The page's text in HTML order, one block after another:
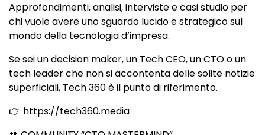
Approfondimenti, analisi, interviste e casi studio per
chi vuole avere uno sguardo lucido e strategico sul
mondo della tecnologia d’impresa.
Se sei un decision maker, un Tech CEO, un CTO o un
tech leader che non si accontenta delle solite notizie
superficiali, Tech 360 è il punto di riferimento.
👉 https://tech360.media